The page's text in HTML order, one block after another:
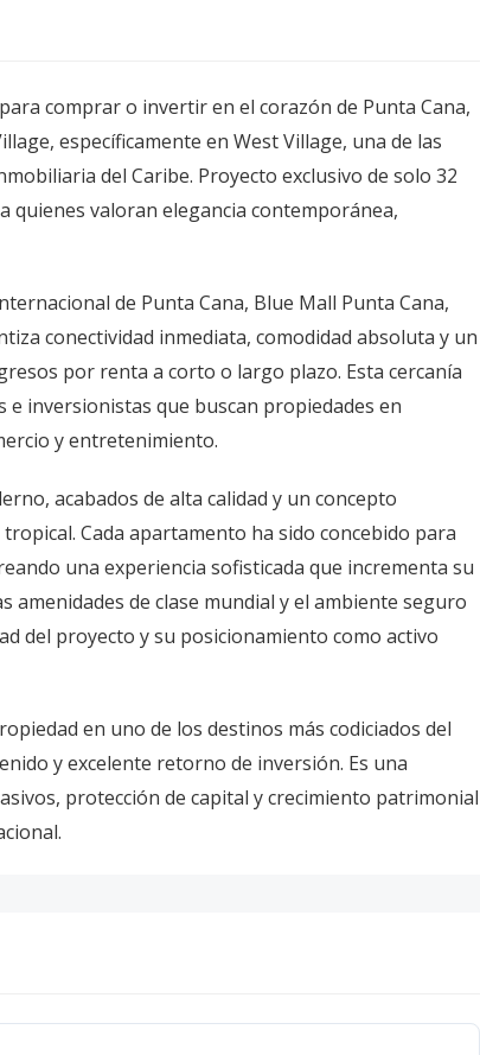
comprar o invertir en el corazón de Punta Cana,
específicamente en West Village, una de las
del Caribe. Proyecto exclusivo de solo 32
quienes valoran elegancia contemporánea,
de Punta Cana, Blue Mall Punta Cana,
conectividad inmediata, comodidad absoluta y un
por renta a corto o largo plazo. Esta cercanía
inversionistas que buscan propiedades en
y entretenimiento.
acabados de alta calidad y un concepto
Cada apartamento ha sido concebido para
una experiencia sofisticada que incrementa su
amenidades de clase mundial y el ambiente seguro
del proyecto y su posicionamiento como activo
en uno de los destinos más codiciados del
y excelente retorno de inversión. Es una
protección de capital y crecimiento patrimonial